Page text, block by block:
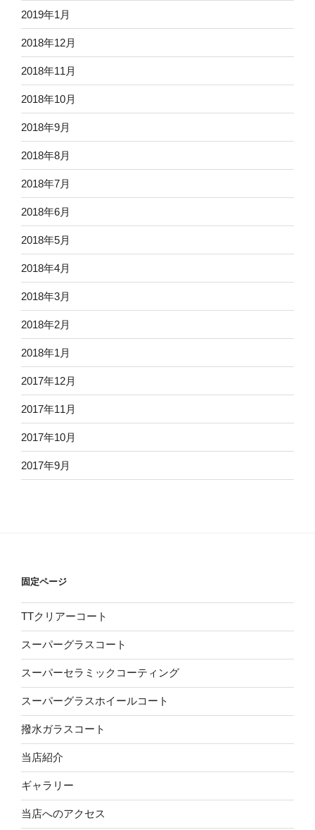
2019年1月
2018年12月
2018年11月
2018年10月
2018年9月
2018年8月
2018年7月
2018年6月
2018年5月
2018年4月
2018年3月
2018年2月
2018年1月
2017年12月
2017年11月
2017年10月
2017年9月
固定ページ
TTクリアーコート
スーパーグラスコート
スーパーセラミックコーティング
スーパーグラスホイールコート
撥水ガラスコート
当店紹介
ギャラリー
当店へのアクセス